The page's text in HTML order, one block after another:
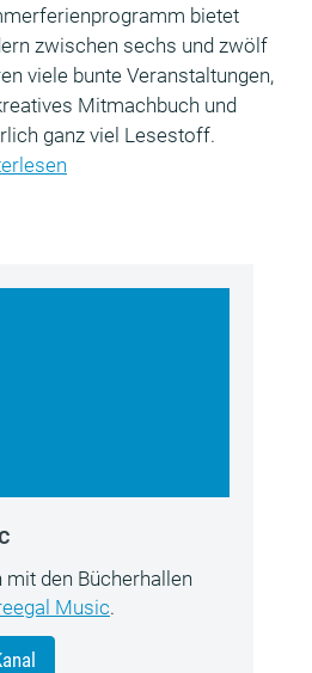
bietet
zwischen sechs und zwölf
viele bunte Veranstaltungen,
Mitmachbuch und
ganz viel Lesestoff.
den Bücherhallen
Music.